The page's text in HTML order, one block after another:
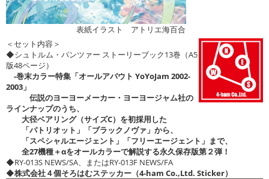
表紙イラスト アトリエ海百合
＜セット内容＞
◆シュトルム・パンツァー ストーリーブック13巻（A5
版48ページ）
-巻末カラー特集「オールアバウト YoYoJam 2002-
2003」
伝説のヨーヨーメーカー・ヨーヨージャム社の
ラインナップのうち、
大径ベアリング（サイズC）を初採用した
「パトリオット」「ブラックノヴァ」から、
「スペシャルエージェント」「フリーエージェント」まで、
全27機種＋αをオールカラーで解説する永久保存版第２弾！
◆RY-013S NEWS/SA、またはRY-013F NEWS/FA
◆株式会社４個そろはむステッカー（4-ham Co.,Ltd. Sticker）